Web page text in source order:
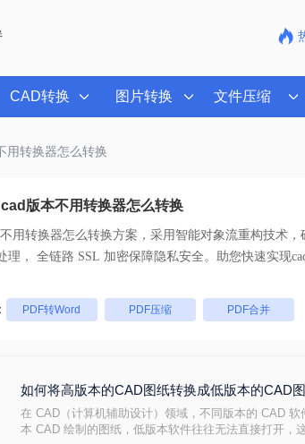
CAD转换 图片转换 文件压缩
用转换器怎么转换
cad版本不用转换器怎么转换
用转换器怎么转换方案，采用智能对象流重构技术
码。支持一键批量处理， 全链路 SSL 加密保障隐私安全。助您快速实现
PDF转Word PDF压缩 PDF合并
如何将高版本的CAD图纸转换成低版本的CAD
在 CAD（计算机辅助设计）领域，不同版本的 CAD
本 CAD 绘制的图纸，低版本软件往往无法直接打开，